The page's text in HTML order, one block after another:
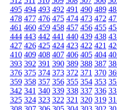
495 494 493 492 491 490 489
478 477 476 475 474 473 472
461 460 459 458 457 456 455
444 443 442 441 440 439 438
427 426 425 424 423 422 421
410 409 408 407 406 405 404
393 392 391 390 389 388 387
376 375 374 373 372 371 370
359 358 357 356 355 354 353
342 341 340 339 338 337 336
325 324 323 322 321 320 319